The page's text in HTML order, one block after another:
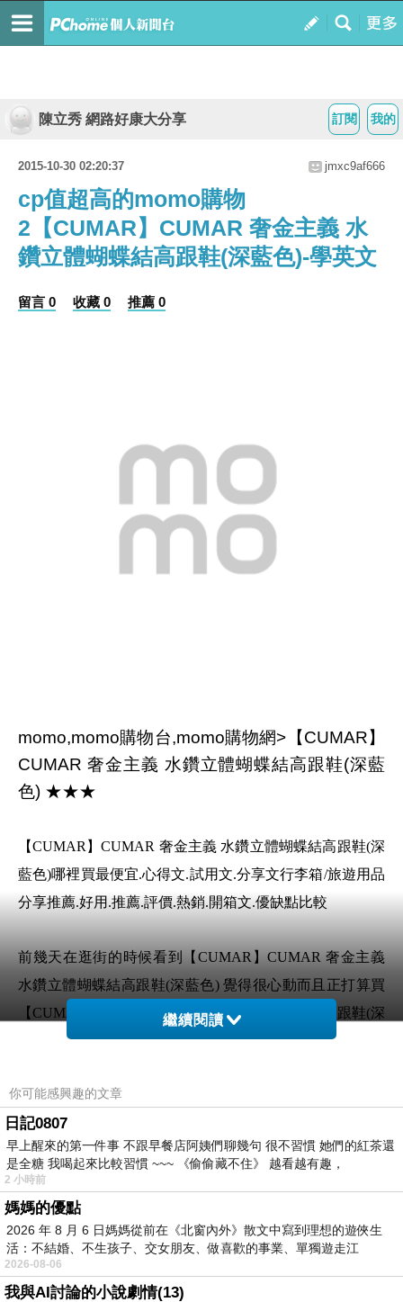
我的
訂閱
陳立秀 網路好康大分享
2015-10-30 02:20:37 jmxc9af666
cp值超高的momo購物
2【CUMAR】CUMAR 奢金主義 水
鑽立體蝴蝶結高跟鞋(深藍色)-學英文
留言 0 收藏 0 推薦 0
momo,momo購物台,momo購物網>【CUMAR】
CUMAR 奢金主義 水鑽立體蝴蝶結高跟鞋(深藍
色) ★★★
【CUMAR】CUMAR 奢金主義 水鑽立體蝴蝶結高跟鞋(深
藍色)哪裡買最便宜.心得文.試用文.分享文行李箱/旅遊用品
分享推薦.好用.推薦.評價.熱銷.開箱文.優缺點比較
前幾天在逛街的時候看到【CUMAR】CUMAR 奢金主義
水鑽立體蝴蝶結高跟鞋(深藍色) 覺得很心動而且正打算買
【CUMAR】CUMAR 奢金主義 水鑽立體蝴蝶結高跟鞋(深
但是我想【CUMAR】CUMAR 奢金主義 水鑽立體蝴蝶結
高跟鞋(深藍色) 在網路上買應該會比較便宜，
【CUMAR】CUMAR 奢金主義 水鑽立體蝴蝶結高跟鞋(深
藍色)而且24小時都能買，上網慢慢挑選，不用等店家開門
也不用看店員臉色
想要購買【CUMAR】CUMAR 奢金主義 水鑽立
體蝴蝶結高跟鞋(深藍色)已經想很多天了!也求助
繼續閱讀
你可能感興趣的文章
日記0807
早上醒來的第一件事 不跟早餐店阿姨們聊幾句 很不習慣 她們的紅茶還
是全糖 我喝起來比較習慣 ~~~ 《偷偷藏不住》 越看越有趣，
2 小時前
媽媽的優點
2026 年 8 月 6 日媽媽從前在《北窗內外》散文中寫到理想的遊俠生
活：不結婚、不生孩子、交女朋友、做喜歡的事業、單獨遊走江
湖⋯⋯，
2026-08-06
我與AI討論的小說劇情(13)